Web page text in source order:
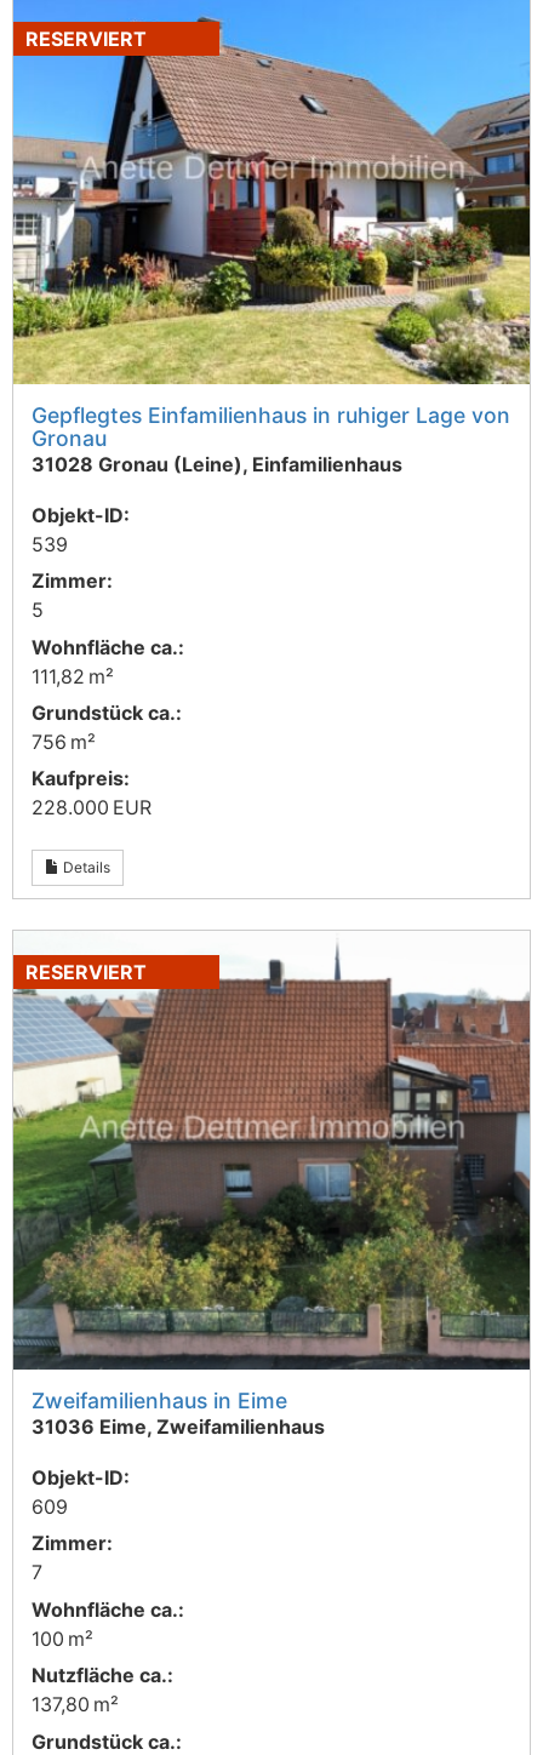
RESERVIERT
Gepflegtes Einfamilienhaus in ruhiger Lage von
Gronau
31028 Gronau (Leine), Einfamilienhaus
Objekt-ID:
539
Zimmer:
5
Wohnfläche ca.:
111,82 m²
Grund­stück ca.:
756 m²
Kaufpreis:
228.000 EUR
Details
RESERVIERT
Zweifamilienhaus in Eime
31036 Eime, Zweifamilienhaus
Objekt-ID:
609
Zimmer:
7
Wohnfläche ca.:
100 m²
Nutzfläche ca.:
137,80 m²
Grund­stück ca.: